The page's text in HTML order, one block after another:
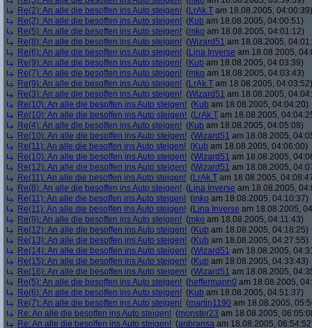
Re(2): An alle die besoffen ins Auto steigen! (LrAk.T am 18.08.2005, 04:00:39)
Re(2): An alle die besoffen ins Auto steigen! (Kub am 18.08.2005, 04:00:51)
Re(5): An alle die besoffen ins Auto steigen! (mko am 18.08.2005, 04:01:12)
Re(8): An alle die besoffen ins Auto steigen! (Wizard51 am 18.08.2005,
Re(6): An alle die besoffen ins Auto steigen! (Lina Inverse am 18.08.2005,
Re(9): An alle die besoffen ins Auto steigen! (Kub am 18.08.2005, 04:03:39)
Re(7): An alle die besoffen ins Auto steigen! (mko am 18.08.2005, 04:03:43)
Re(9): An alle die besoffen ins Auto steigen! (LrAk.T am 18.08.2005, 04:03:52)
Re(3): An alle die besoffen ins Auto steigen! (Wizard51 am 18.08.2005,
Re(10): An alle die besoffen ins Auto steigen! (Kub am 18.08.2005, 04:04:20)
Re(10): An alle die besoffen ins Auto steigen! (LrAk.T am 18.08.2005,
Re(4): An alle die besoffen ins Auto steigen! (Kub am 18.08.2005, 04:05:08)
Re(10): An alle die besoffen ins Auto steigen! (Wizard51 am 18.08.2005,
Re(11): An alle die besoffen ins Auto steigen! (Kub am 18.08.2005, 04:06:00)
Re(10): An alle die besoffen ins Auto steigen! (Wizard51 am 18.08.2005,
Re(12): An alle die besoffen ins Auto steigen! (Wizard51 am 18.08.2005,
Re(11): An alle die besoffen ins Auto steigen! (LrAk.T am 18.08.2005,
Re(8): An alle die besoffen ins Auto steigen! (Lina Inverse am 18.08.2005,
Re(11): An alle die besoffen ins Auto steigen! (mko am 18.08.2005, 04:10:37)
Re(11): An alle die besoffen ins Auto steigen! (Lina Inverse am 18.08.2005,
Re(9): An alle die besoffen ins Auto steigen! (mko am 18.08.2005, 04:11:43)
Re(12): An alle die besoffen ins Auto steigen! (Kub am 18.08.2005, 04:18:25)
Re(13): An alle die besoffen ins Auto steigen! (Kub am 18.08.2005, 04:27:55)
Re(14): An alle die besoffen ins Auto steigen! (Wizard51 am 18.08.2005,
Re(15): An alle die besoffen ins Auto steigen! (Kub am 18.08.2005, 04:33:43)
Re(16): An alle die besoffen ins Auto steigen! (Wizard51 am 18.08.2005,
Re(5): An alle die besoffen ins Auto steigen! (heffermann0 am 18.08.2005,
Re(6): An alle die besoffen ins Auto steigen! (Kub am 18.08.2005, 04:51:37)
Re(7): An alle die besoffen ins Auto steigen! (martin1190 am 18.08.2005,
Re: An alle die besoffen ins Auto steigen! (monster23 am 18.08.2005,
Re: An alle die besoffen ins Auto steigen! (anbransa am 18.08.2005,